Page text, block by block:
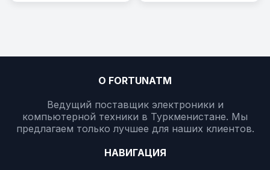
О FORTUNATM
Ведущий поставщик электроники и
компьютерной техники в Туркменистане. Мы
предлагаем только лучшее для наших клиентов.
НАВИГАЦИЯ